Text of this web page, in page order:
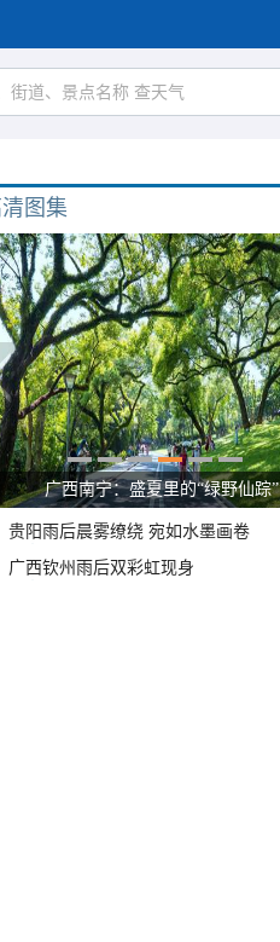
图集
广西南宁：盛夏里的“绿野仙踪”
贵阳雨后晨雾缭绕 宛如水墨画卷
广西钦州雨后双彩虹现身